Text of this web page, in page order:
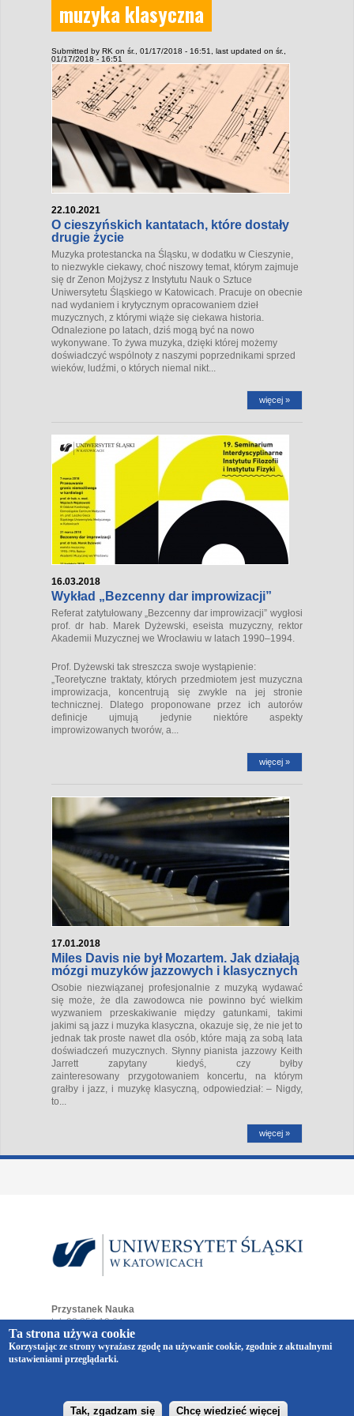
muzyka klasyczna
Submitted by RK on śr., 01/17/2018 - 16:51
, last updated on śr.,
01/17/2018 - 16:51
22.10.2021
O cieszyńskich kantatach, które dostały
drugie życie
Muzyka protestancka na Śląsku, w dodatku w Cieszynie,
to niezwykle ciekawy, choć niszowy temat, którym zajmuje
się dr Zenon Mojżysz z Instytutu Nauk o Sztuce
Uniwersytetu Śląskiego w Katowicach. Pracuje on obecnie
nad wydaniem i krytycznym opracowaniem dzieł
muzycznych, z którymi wiąże się ciekawa historia.
Odnalezione po latach, dziś mogą być na nowo
wykonywane. To żywa muzyka, dzięki której możemy
doświadczyć wspólnoty z naszymi poprzednikami sprzed
wieków, ludźmi, o których niemal nikt...
więcej »
16.03.2018
Wykład „Bezcenny dar improwizacji”
Referat zatytułowany „Bezcenny dar improwizacji” wygłosi
prof. dr hab. Marek Dyżewski, eseista muzyczny, rektor
Akademii Muzycznej we Wrocławiu w latach 1990–1994.
Prof. Dyżewski tak streszcza swoje wystąpienie:
„Teoretyczne traktaty, których przedmiotem jest muzyczna
improwizacja, koncentrują się zwykle na jej stronie
technicznej. Dlatego proponowane przez ich autorów
definicje ujmują jedynie niektóre aspekty
improwizowanych tworów, a...
więcej »
17.01.2018
Miles Davis nie był Mozartem. Jak działają
mózgi muzyków jazzowych i klasycznych
Osobie niezwiązanej profesjonalnie z muzyką wydawać
się może, że dla zawodowca nie powinno być wielkim
wyzwaniem przeskakiwanie między gatunkami, takimi
jakimi są jazz i muzyka klasyczna, okazuje się, że nie jet to
jednak tak proste nawet dla osób, które mają za sobą lata
doświadczeń muzycznych. Słynny pianista jazzowy Keith
Jarrett zapytany kiedyś, czy byłby
zainteresowany przygotowaniem koncertu, na którym
grałby i jazz, i muzykę klasyczną, odpowiedział: – Nigdy,
to...
więcej »
Przystanek Nauka
tel. 32 359 19 64
e-mail:przystaneknauka@us.edu.pl
ul. Bankowa 12
40-007 Katowice
Wszelkie prawa zastrzeżone.
realizacjaVermont
Ta strona używa cookie
Korzystając ze strony wyrażasz zgodę na używanie cookie, zgodnie z aktualnymi
ustawieniami przeglądarki.
Tak, zgadzam się Chcę wiedzieć więcej